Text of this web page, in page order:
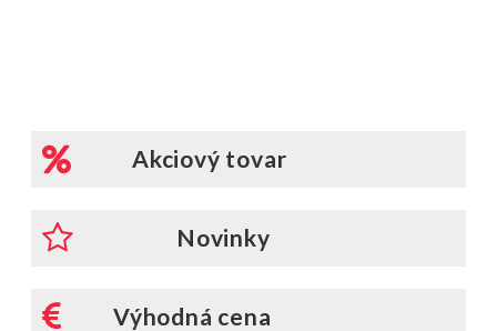
Akciový tovar
Novinky
Výhodná cena